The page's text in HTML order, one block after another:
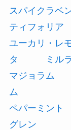
スパイクラベ
ティフォリア
ユーカリ・レ
タ
ミルラ
マジョラム
ム
ペパーミント
グレン